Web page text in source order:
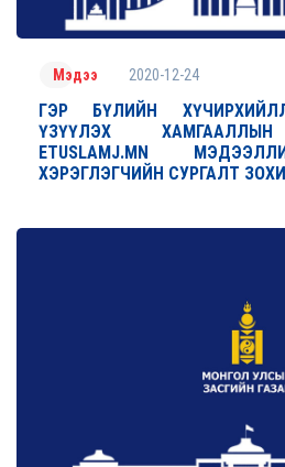
Мэдээ 2020-12-24
ГЭР БҮЛИЙН
ҮЗҮҮЛЭХ
ETUSLAMJ.MN
ХЭРЭГЛЭГЧИЙН СУРГАЛТ